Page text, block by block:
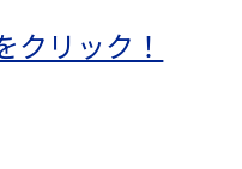
クリック！